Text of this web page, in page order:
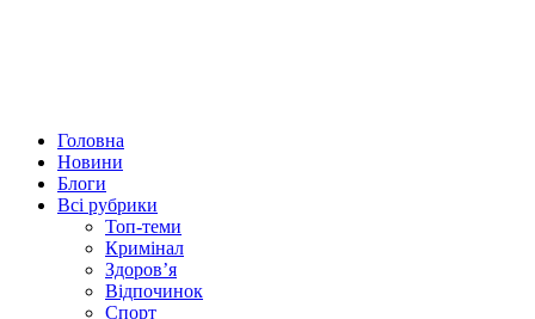
Головна
Новини
Блоги
Всі рубрики
Топ-теми
Кримінал
Здоров’я
Відпочинок
Спорт